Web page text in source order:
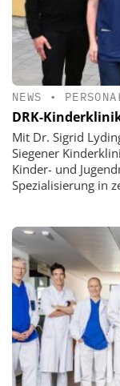
NEWS •
DRK-
Mit Dr. Sigrid
Siegener
Kinder- und
Spezialisierung in